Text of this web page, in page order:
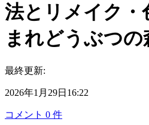
法とリメイク・
まれどうぶつの
最終更新:
2026年1月29日16:22
コメント 0 件